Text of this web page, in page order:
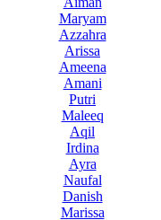
Maryam
Azzahra
Arissa
Ameena
Amani
Putri
Maleeq
Aqil
Irdina
Ayra
Naufal
Danish
Marissa